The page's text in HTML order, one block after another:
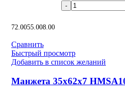
72.0055.008.00
Сравнить
Быстрый просмотр
Добавить в список желаний
Манжета 35x62x7